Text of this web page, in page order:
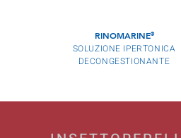
RINOMARINE®
SOLUZIONE IPERTONICA
DECONGESTIONANTE